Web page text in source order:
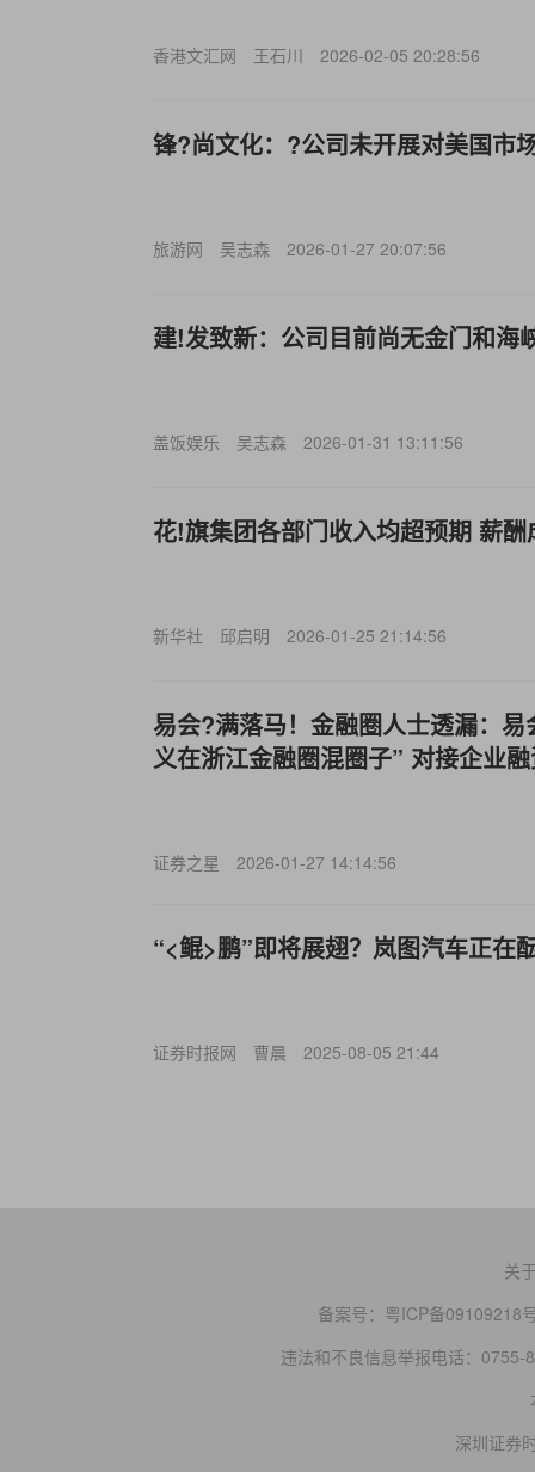
香港文汇网 王石川 2026-02-05 20:28:56
锋?尚文化：?公司未开展对美国市
旅游网 吴志森 2026-01-27 20:07:56
建!发致新：公司目前尚无金门和海
盖饭娱乐 吴志森 2026-01-31 13:11:56
花!旗集团各部门收入均超预期 薪酬
新华社 邱启明 2026-01-25 21:14:56
易会?满落马！金融圈人士透漏：
义在浙江金融圈混圈子” 对接企业
证券之星 2026-01-27 14:14:56
“<鲲>鹏”即将展翅？岚图汽车正在
证券时报网 曹晨 2025-08-05 21:44
关
备案号： 粤ICP备09109218
违法和不良信息举报电话：0755-
深圳证券